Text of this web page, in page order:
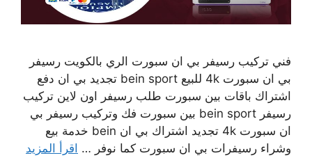
فني تركيب رسيفر بي ان سبورت الري بالكويت رسيفر
بي ان سبورت 4k للبيع bein sport تجديد بي ان دفع
اشتراك باقات بين سبورت طلب رسيفر اون لاين تركيب
رسيفر bein sport بين سبورت فك وتركيب رسيفر بي
ان سبورت 4k تجديد اشتراك بي ان bein خدمة بيع
وشراء رسيفرات بي ان سبورت كما نوفر … اقرأ المزيد